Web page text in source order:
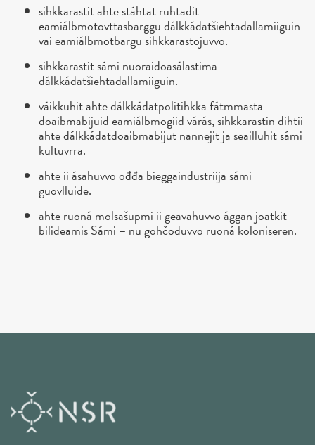
sihkkarastit ahte stáhtat ruhtadit
eamiálbmotovttasbarggu dálkkádatšiehtadallamiiguin
vai eamiálbmotbargu sihkkarastojuvvo.
sihkkarastit sámi nuoraidoasálastima
dálkkádatšiehtadallamiiguin.
váikkuhit ahte dálkkádatpolitihkka fátmmasta
doaibmabijuid eamiálbmogiid várás, sihkkarastin dihtii
ahte dálkkádatdoaibmabijut nannejit ja seailluhit sámi
kultuvrra.
ahte ii ásahuvvo ođđa bieggaindustriija sámi
guovlluide.
ahte ruoná molsašupmi ii geavahuvvo ággan joatkit
bilideamis Sámi – nu gohčoduvvo ruoná koloniseren.